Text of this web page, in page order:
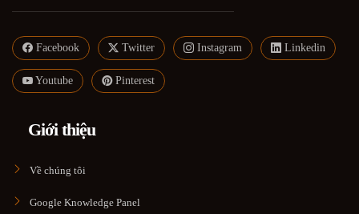
Facebook Twitter Instagram Linkedin
Youtube Pinterest
Giới thiệu
Về chúng tôi
Google Knowledge Panel